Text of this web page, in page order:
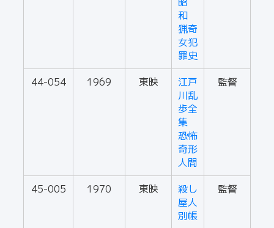
和
猟奇
女犯
罪史
44-054
1969 東映
江戸
川乱
歩全
集
恐怖
奇形
人間
監督
45-005 1970 東映
殺し
屋人
別帳
監督